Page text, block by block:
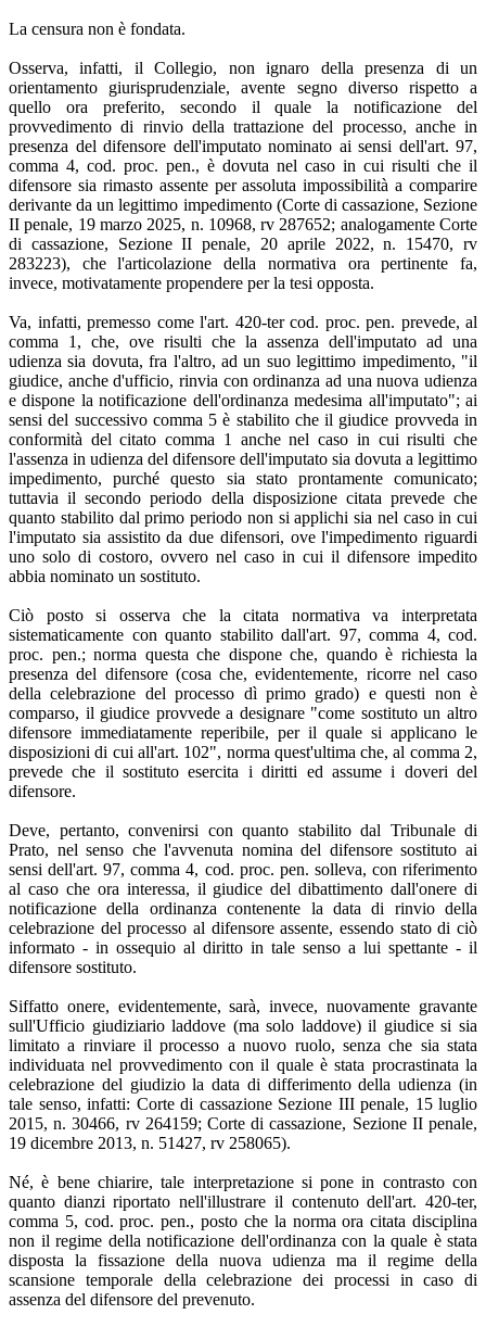
La censura non è fondata.
Osserva, infatti, il Collegio, non ignaro della presenza di un
orientamento giurisprudenziale, avente segno diverso rispetto a
quello ora preferito, secondo il quale la notificazione del
provvedimento di rinvio della trattazione del processo, anche in
presenza del difensore dell'imputato nominato ai sensi dell'art. 97,
comma 4, cod. proc. pen., è dovuta nel caso in cui risulti che il
difensore sia rimasto assente per assoluta impossibilità a comparire
derivante da un legittimo impedimento (Corte di cassazione, Sezione
II penale, 19 marzo 2025, n. 10968, rv 287652; analogamente Corte
di cassazione, Sezione II penale, 20 aprile 2022, n. 15470, rv
283223), che l'articolazione della normativa ora pertinente fa,
invece, motivatamente propendere per la tesi opposta.
Va, infatti, premesso come l'art. 420-ter cod. proc. pen. prevede, al
comma 1, che, ove risulti che la assenza dell'imputato ad una
udienza sia dovuta, fra l'altro, ad un suo legittimo impedimento, "il
giudice, anche d'ufficio, rinvia con ordinanza ad una nuova udienza
e dispone la notificazione dell'ordinanza medesima all'imputato"; ai
sensi del successivo comma 5 è stabilito che il giudice provveda in
conformità del citato comma 1 anche nel caso in cui risulti che
l'assenza in udienza del difensore dell'imputato sia dovuta a legittimo
impedimento, purché questo sia stato prontamente comunicato;
tuttavia il secondo periodo della disposizione citata prevede che
quanto stabilito dal primo periodo non si applichi sia nel caso in cui
l'imputato sia assistito da due difensori, ove l'impedimento riguardi
uno solo di costoro, ovvero nel caso in cui il difensore impedito
abbia nominato un sostituto.
Ciò posto si osserva che la citata normativa va interpretata
sistematicamente con quanto stabilito dall'art. 97, comma 4, cod.
proc. pen.; norma questa che dispone che, quando è richiesta la
presenza del difensore (cosa che, evidentemente, ricorre nel caso
della celebrazione del processo dì primo grado) e questi non è
comparso, il giudice provvede a designare "come sostituto un altro
difensore immediatamente reperibile, per il quale si applicano le
disposizioni di cui all'art. 102", norma quest'ultima che, al comma 2,
prevede che il sostituto esercita i diritti ed assume i doveri del
difensore.
Deve, pertanto, convenirsi con quanto stabilito dal Tribunale di
Prato, nel senso che l'avvenuta nomina del difensore sostituto ai
sensi dell'art. 97, comma 4, cod. proc. pen. solleva, con riferimento
al caso che ora interessa, il giudice del dibattimento dall'onere di
notificazione della ordinanza contenente la data di rinvio della
celebrazione del processo al difensore assente, essendo stato di ciò
informato - in ossequio al diritto in tale senso a lui spettante - il
difensore sostituto.
Siffatto onere, evidentemente, sarà, invece, nuovamente gravante
sull'Ufficio giudiziario laddove (ma solo laddove) il giudice si sia
limitato a rinviare il processo a nuovo ruolo, senza che sia stata
individuata nel provvedimento con il quale è stata procrastinata la
celebrazione del giudizio la data di differimento della udienza (in
tale senso, infatti: Corte di cassazione Sezione III penale, 15 luglio
2015, n. 30466, rv 264159; Corte di cassazione, Sezione II penale,
19 dicembre 2013, n. 51427, rv 258065).
Né, è bene chiarire, tale interpretazione si pone in contrasto con
quanto dianzi riportato nell'illustrare il contenuto dell'art. 420-ter,
comma 5, cod. proc. pen., posto che la norma ora citata disciplina
non il regime della notificazione dell'ordinanza con la quale è stata
disposta la fissazione della nuova udienza ma il regime della
scansione temporale della celebrazione dei processi in caso di
assenza del difensore del prevenuto.